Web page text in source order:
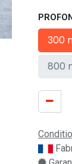
300
800